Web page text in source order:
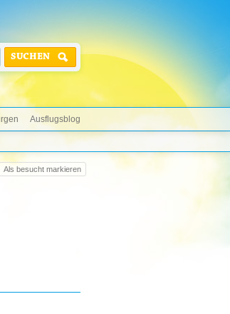
SUCHEN
Ausflugsblog
Als besucht markieren